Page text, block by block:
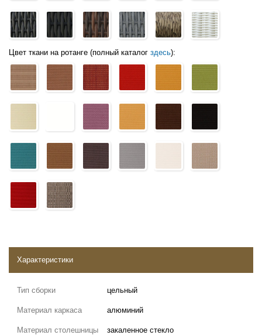
Цвет ткани на ротанге (полный каталог здесь):
Характеристики
Тип сборки цельный
Материал каркаса алюминий
Материал столешницы закаленное стекло